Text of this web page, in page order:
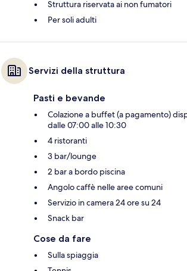
Struttura riservata ai non fumatori
Per soli adulti
Servizi della struttura
Pasti e bevande
Colazione a buffet (a pagamento)
dalle 07:00 alle 10:30
4 ristoranti
3 bar/lounge
2 bar a bordo piscina
Angolo caffè nelle aree comuni
Servizio in camera 24 ore su 24
Snack bar
Cose da fare
Sulla spiaggia